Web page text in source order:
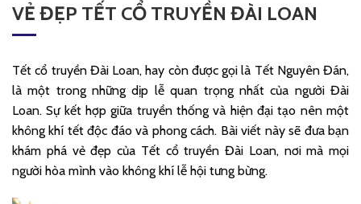
VẺ ĐẸP TẾT CỔ TRUYỀN ĐÀI LOAN
Tết cổ truyền Đài Loan, hay còn được gọi là Tết Nguyên Đán,
là một trong những dịp lễ quan trọng nhất của người Đài
Loan. Sự kết hợp giữa truyền thống và hiện đại tạo nên một
không khí tết độc đáo và phong cách. Bài viết này sẽ đưa bạn
khám phá vẻ đẹp của Tết cổ truyền Đài Loan, nơi mà mọi
người hòa mình vào không khí lễ hội tưng bừng.